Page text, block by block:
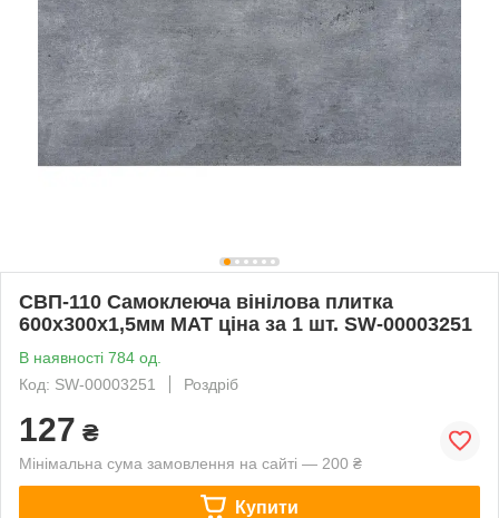
СВП-110 Самоклеюча вінілова плитка
600х300х1,5мм МАТ ціна за 1 шт. SW-00003251
В наявності 784 од.
Код: SW-00003251
Роздріб
127 ₴
Мінімальна сума замовлення на сайті — 200 ₴
Купити